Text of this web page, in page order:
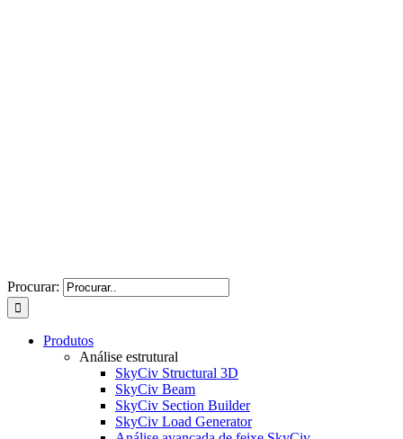
Procurar:
Produtos
Análise estrutural
SkyCiv Structural 3D
SkyCiv Beam
SkyCiv Section Builder
SkyCiv Load Generator